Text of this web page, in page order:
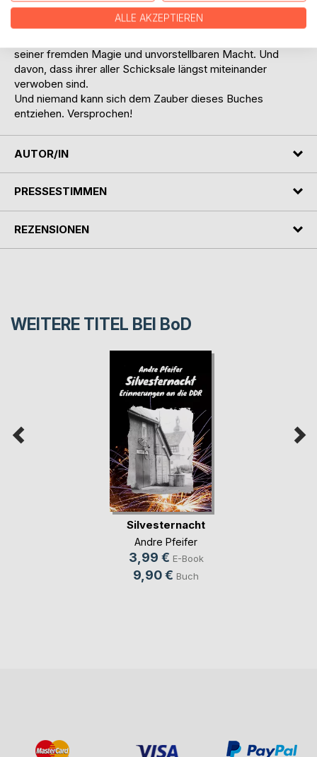
Wissenschaftlerin am CERN in Genf versucht ein Portal in
eine fremde Welt zu öffnen.
seiner fremden Magie und unvorstellbaren Macht. Und
davon, dass ihrer aller Schicksale längst miteinander
verwoben sind.
Und niemand kann sich dem Zauber dieses Buches
entziehen. Versprochen!
AUTOR/IN
PRESSESTIMMEN
REZENSIONEN
WEITERE TITEL BEI BoD
Silvesternacht
Andre Pfeifer
3,99 € E-Book
9,90 € Buch
ALLE AKZEPTIEREN